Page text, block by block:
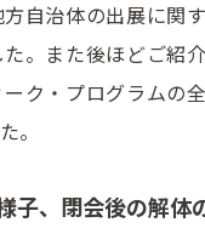
自治体の出展に関
。また後ほどご紹
ク・プログラムの
。
子、閉会後の解体